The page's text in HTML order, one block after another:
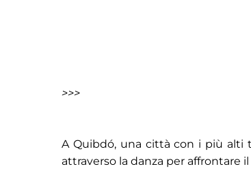
>>>
A Quibdó, una città con i più alti
attraverso la danza per affrontare